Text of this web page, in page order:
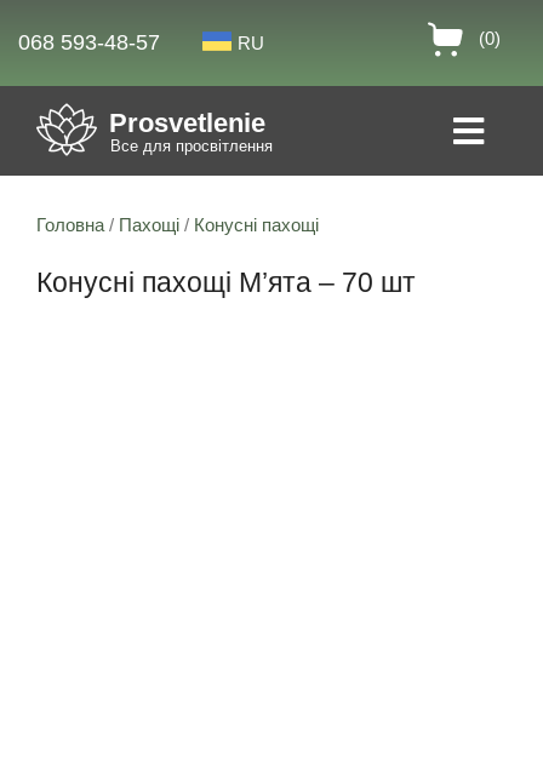
068 593-48-57 RU (0)
Prosvetlenie
Все для просвітлення
Головна / Пахощі / Конусні пахощі
Конусні пахощі М’ята – 70 шт